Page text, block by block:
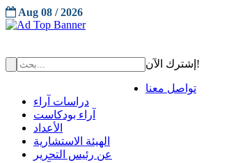
Aug 08 / 2026
إشترك الآن!
تواصل معنا
دراسات آراء
آراء بودكاست
الأعداد
الهيئة الاستشارية
عن رئيس التحرير